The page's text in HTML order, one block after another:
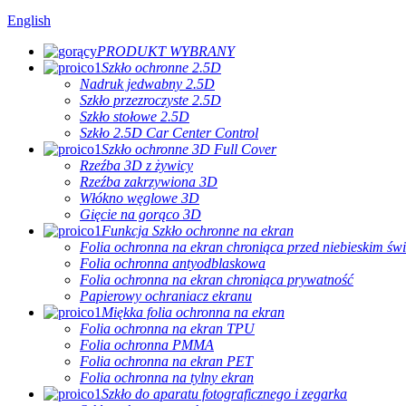
English
PRODUKT WYBRANY
Szkło ochronne 2.5D
Nadruk jedwabny 2.5D
Szkło przezroczyste 2.5D
Szkło stołowe 2.5D
Szkło 2.5D Car Center Control
Szkło ochronne 3D Full Cover
Rzeźba 3D z żywicy
Rzeźba zakrzywiona 3D
Włókno węglowe 3D
Gięcie na gorąco 3D
Funkcja Szkło ochronne na ekran
Folia ochronna na ekran chroniąca przed niebieskim
Folia ochronna antyodblaskowa
Folia ochronna na ekran chroniąca prywatność
Papierowy ochraniacz ekranu
Miękka folia ochronna na ekran
Folia ochronna na ekran TPU
Folia ochronna PMMA
Folia ochronna na ekran PET
Folia ochronna na tylny ekran
Szkło do aparatu fotograficznego i zegarka